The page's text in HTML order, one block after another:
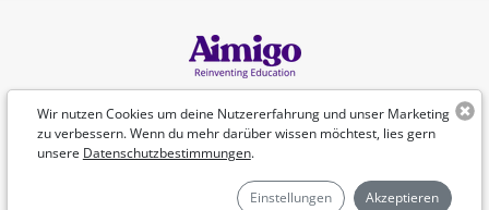
Wir nutzen Cookies um deine Nutzererfahrung und unser Marketing
zu verbessern. Wenn du mehr darüber wissen möchtest, lies gern
unsere Datenschutzbestimmungen.
Einstellungen Akzeptieren
Deutsch
©Aimigo 2026